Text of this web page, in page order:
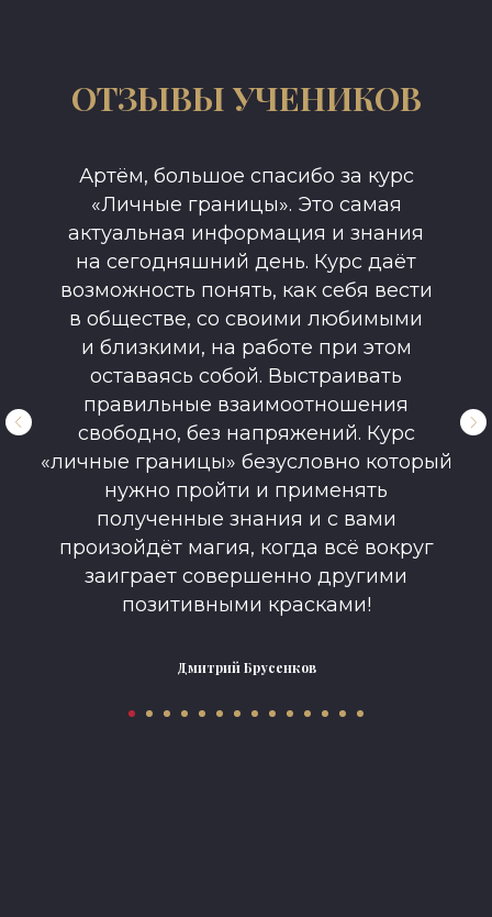
ОТЗЫВЫ УЧЕНИКОВ
Артём, большое спасибо за курс
«Личные границы». Это самая
актуальная информация и знания
на сегодняшний день. Курс даёт
возможность понять, как себя вести
в обществе, со своими любимыми
и близкими, на работе при этом
оставаясь собой. Выстраивать
правильные взаимоотношения
свободно, без напряжений. Курс
«личные границы» безусловно который
нужно пройти и применять
полученные знания и с вами
произойдёт магия, когда всё вокруг
заиграет совершенно другими
позитивными красками!
Дмитрий Брусенков